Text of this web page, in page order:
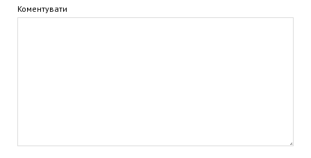
Коментувати